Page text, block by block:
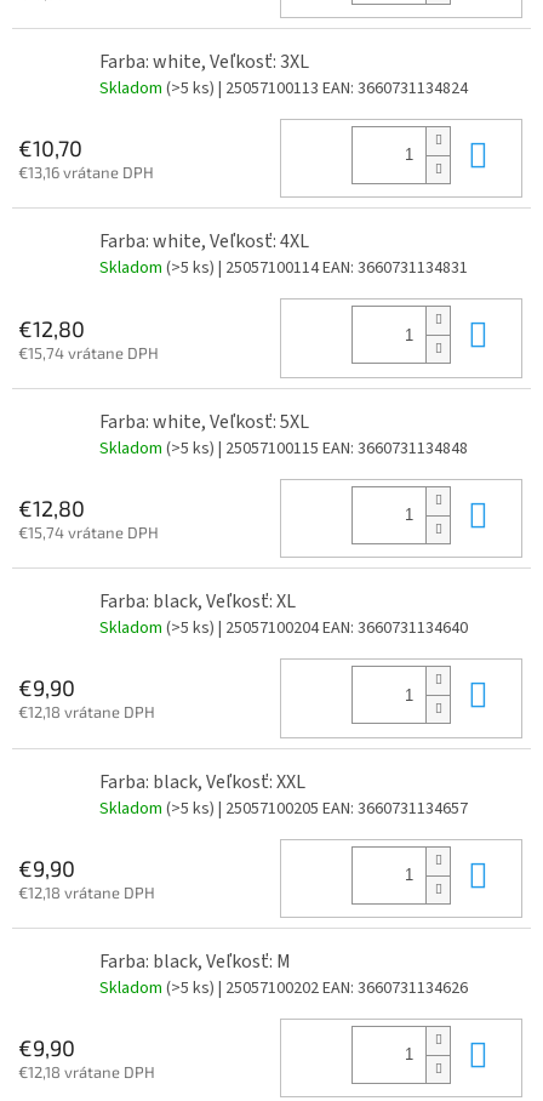
Farba: white, Veľkosť: 3XL
Skladom (>5 ks) | 25057100113 EAN: 3660731134824
€10,70
€13,16 vrátane DPH
Farba: white, Veľkosť: 4XL
Skladom (>5 ks) | 25057100114EAN: 3660731134831
€12,80
€15,74 vrátane DPH
Farba: white, Veľkosť: 5XL
Skladom (>5 ks) | 25057100115 EAN: 3660731134848
€12,80
€15,74 vrátane DPH
Farba: black, Veľkosť: XL
Skladom (>5 ks) | 25057100204EAN: 3660731134640
€9,90
€12,18 vrátane DPH
Farba: black, Veľkosť: XXL
Skladom (>5 ks) | 25057100205 EAN: 3660731134657
€9,90
€12,18 vrátane DPH
Farba: black, Veľkosť: M
Skladom (>5 ks) | 25057100202EAN: 3660731134626
€9,90
€12,18 vrátane DPH